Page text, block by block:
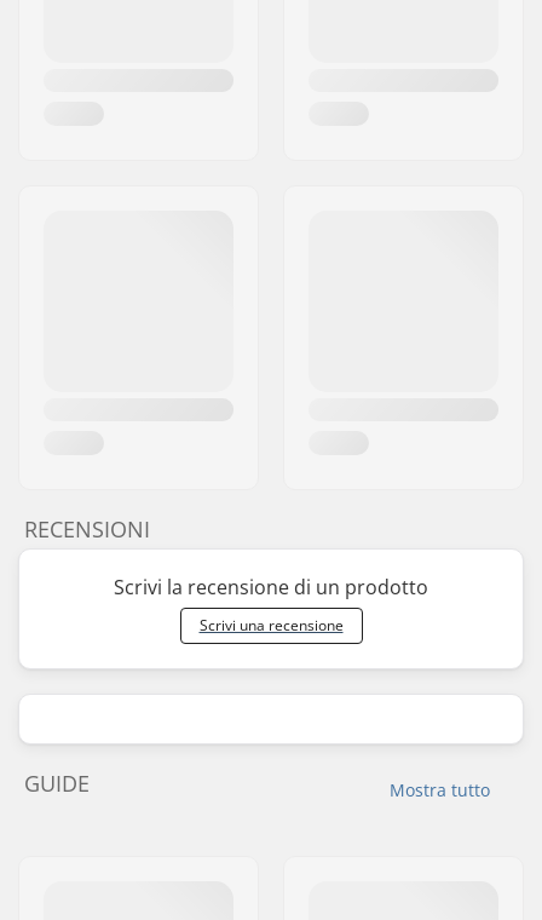
RECENSIONI
Scrivi la recensione di un prodotto
Scrivi una recensione
Mostra tutto
GUIDE